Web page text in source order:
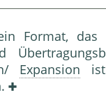
Format, das
Expansion